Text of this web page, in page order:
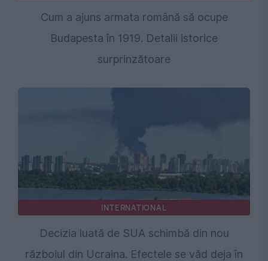
Cum a ajuns armata română să ocupe
Budapesta în 1919. Detalii istorice
surprinzătoare
INTERNATIONAL
Decizia luată de SUA schimbă din nou
războiul din Ucraina. Efectele se văd deja în